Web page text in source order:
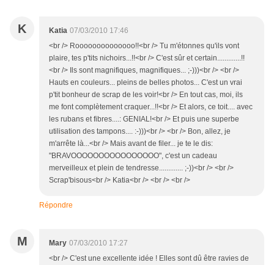
K Katia 07/03/2010 17:46
<br /> Roooooooooooooo!!<br /> Tu m'étonnes qu'ils vont
plaire, tes p'tits nichoirs...!!<br /> C'est sûr et certain.............!!
<br /> Ils sont magnifiques, magnifiques... ;-)))<br /> <br />
Hauts en couleurs... pleins de belles photos... C'est un vrai
p'tit bonheur de scrap de les voir!<br /> En tout cas, moi, ils
me font complètement craquer...!!<br /> Et alors, ce toit.... avec
les rubans et fibres....: GENIAL!<br /> Et puis une superbe
utilisation des tampons.... :-)))<br /> <br /> Bon, allez, je
m'arrête là...<br /> Mais avant de filer... je te le dis:
"BRAVOOOOOOOOOOOOOOOO", c'est un cadeau
merveilleux et plein de tendresse............. ;-))<br /> <br />
Scrap'bisous<br /> Katia<br /> <br /> <br />
Répondre
M Mary 07/03/2010 17:27
<br /> C'est une excellente idée ! Elles sont dû être ravies de